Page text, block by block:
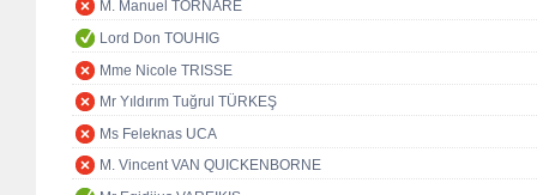
M. Manuel TORNARE
Lord Don TOUHIG
Mme Nicole TRISSE
Mr Yıldırım Tuğrul TÜRKEŞ
Ms Feleknas UCA
M. Vincent VAN QUICKENBORNE